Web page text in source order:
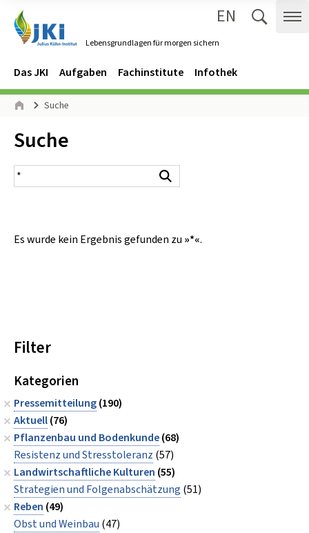
Lebensgrundlagen für morgen sichern
EN
Navigation
Hauptmenü
Das JKI Aufgaben Fachinstitute Infothek
Seitenpfad
Suche
Inhalt:
Suche
Suchergebnis
Es wurde kein Ergebnis gefunden zu »*«.
Filter
Kategorien
Pressemitteilung(190)
Aktuell(76)
Pflanzenbau und Bodenkunde(68)
Resistenz und Stresstoleranz (57)
Landwirtschaftliche Kulturen (55)
Strategien und Folgenabschätzung (51)
Reben (49)
Obst und Weinbau (47)